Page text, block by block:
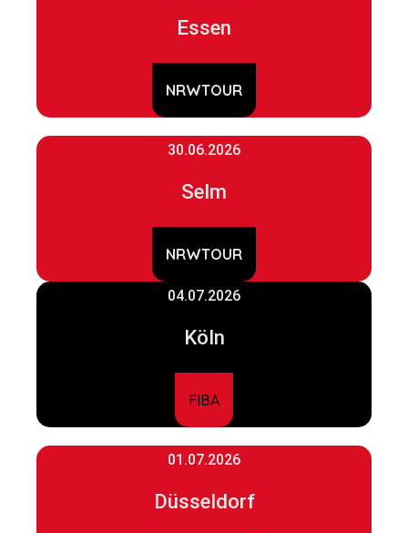
Essen
NRWTOUR
30.06.2026
Selm
NRWTOUR
04.07.2026
Köln
FIBA
01.07.2026
Düsseldorf